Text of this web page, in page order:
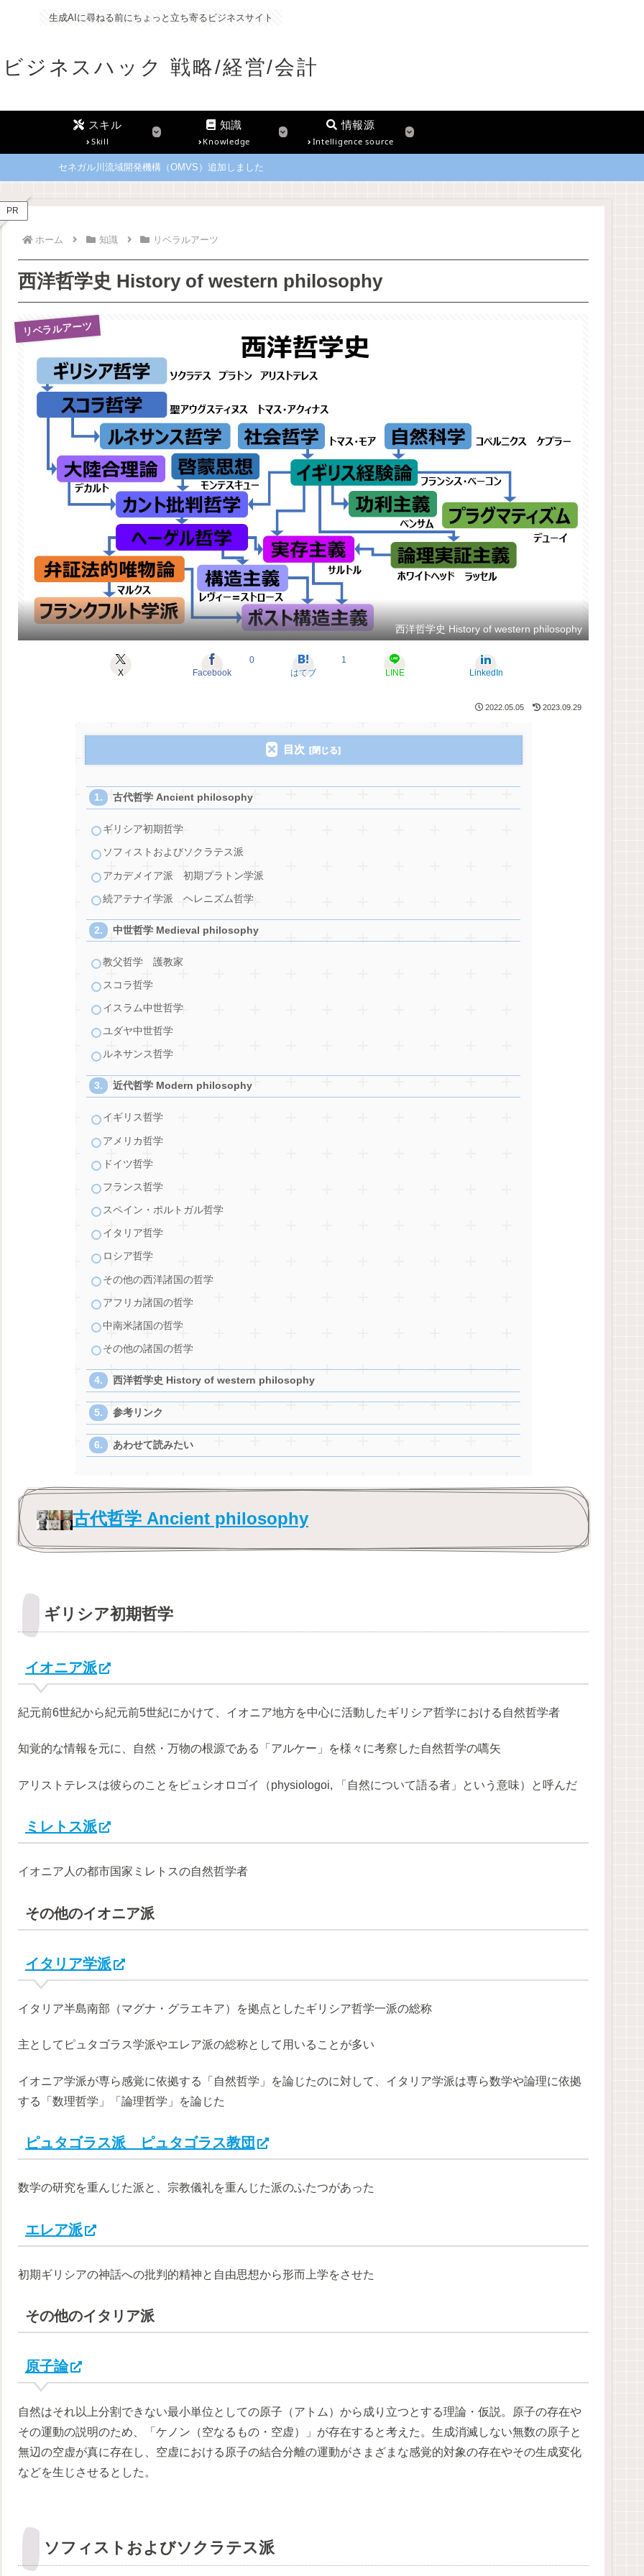
生成AIに尋ねる前にちょっと立ち寄るビジネスサイト
ビジネスハック 戦略/経営/会計
スキル
Skill
知識
Knowledge
情報源
Intelligence source
セネガル川流域開発機構（OMVS）追加しました
PR
ホーム 知識 リベラルアーツ
西洋哲学史 History of western philosophy
リベラルアーツ
西洋哲学史 History of western philosophy
X Facebook
0
はてブ
1
LINE
LinkedIn
2022.05.05 2023.09.29
目次
古代哲学 Ancient philosophy
ギリシア初期哲学
ソフィストおよびソクラテス派
アカデメイア派 初期プラトン学派
続アテナイ学派 ヘレニズム哲学
中世哲学 Medieval philosophy
教父哲学 護教家
スコラ哲学
イスラム中世哲学
ユダヤ中世哲学
ルネサンス哲学
近代哲学 Modern philosophy
イギリス哲学
アメリカ哲学
ドイツ哲学
フランス哲学
スペイン・ポルトガル哲学
イタリア哲学
ロシア哲学
その他の西洋諸国の哲学
アフリカ諸国の哲学
中南米諸国の哲学
その他の諸国の哲学
西洋哲学史 History of western philosophy
参考リンク
あわせて読みたい
古代哲学 Ancient philosophy
ギリシア初期哲学
イオニア派
紀元前6世紀から紀元前5世紀にかけて、イオニア地方を中心に活動したギリシア哲学における自然哲学者
知覚的な情報を元に、自然・万物の根源である「アルケー」を様々に考察した自然哲学の嚆矢
アリストテレスは彼らのことをピュシオロゴイ（physiologoi, 「自然について語る者」という意味）と呼んだ
ミレトス派
イオニア人の都市国家ミレトスの自然哲学者
その他のイオニア派
イタリア学派
イタリア半島南部（マグナ・グラエキア）を拠点としたギリシア哲学一派の総称
主としてピュタゴラス学派やエレア派の総称として用いることが多い
イオニア学派が専ら感覚に依拠する「自然哲学」を論じたのに対して、イタリア学派は専ら数学や論理に依拠
する「数理哲学」「論理哲学」を論じた
ピュタゴラス派 ピュタゴラス教団
数学の研究を重んじた派と、宗教儀礼を重んじた派のふたつがあった
エレア派
初期ギリシアの神話への批判的精神と自由思想から形而上学をさせた
その他のイタリア派
原子論
自然はそれ以上分割できない最小単位としての原子（アトム）から成り立つとする理論・仮説。原子の存在や
その運動の説明のため、「ケノン（空なるもの・空虚）」が存在すると考えた。生成消滅しない無数の原子と
無辺の空虚が真に存在し、空虚における原子の結合分離の運動がさまざまな感覚的対象の存在やその生成変化
などを生じさせるとした。
ソフィストおよびソクラテス派